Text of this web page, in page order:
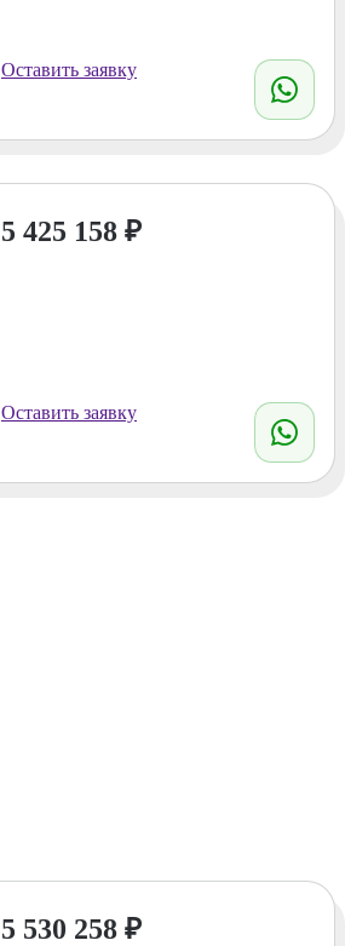
Оставить заявку
5 425 158 ₽
Оставить заявку
5 530 258 ₽